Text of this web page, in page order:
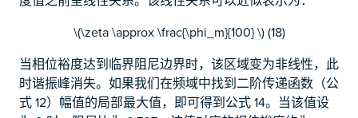
\(\zeta \approx \frac{\phi_m}{100} \) (18)
当相位裕度达到临界阻尼边界时，该区域变为非线性，此
时谐振峰消失。如果我们在频域中找到二阶传递函数（公
式 12）幅值的局部最大值，即可得到公式 14。当该值设